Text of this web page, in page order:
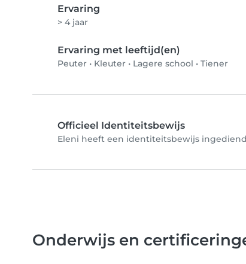
Ervaring
> 4 jaar
Ervaring met leeftijd(en)
Peuter • Kleuter • Lagere school • Tiener
Officieel Identiteitsbewijs
Eleni heeft een identiteitsbewijs
Onderwijs en